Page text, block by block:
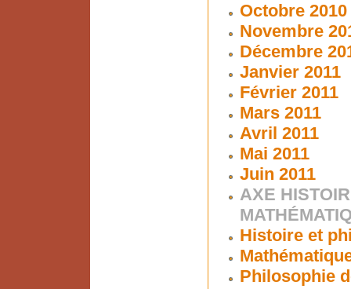
Octobre 2010
Novembre
Décembre
Janvier 2011
Février 2011
Mars 2011
Avril 2011
Mai 2011
Juin 2011
AXE
Histoire et
Philosophie